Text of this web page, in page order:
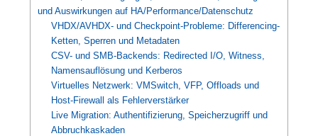
und Auswirkungen auf HA/Performance/Datenschutz
VHDX/AVHDX- und Checkpoint-Probleme: Differencing-
Ketten, Sperren und Metadaten
CSV- und SMB-Backends: Redirected I/O, Witness,
Namensauflösung und Kerberos
Virtuelles Netzwerk: VMSwitch, VFP, Offloads und
Host-Firewall als Fehlerverstärker
Live Migration: Authentifizierung, Speicherzugriff und
Abbruchkaskaden